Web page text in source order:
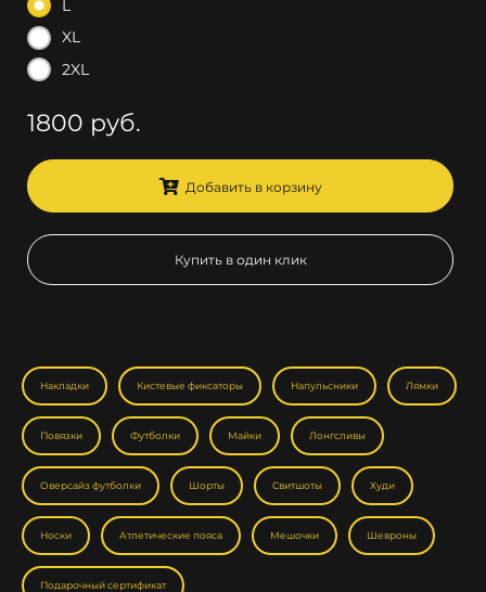
L
XL
2XL
1800 руб.
Добавить в корзину
Купить в один клик
Накладки Кистевые фиксаторы Напульсники Лямки
Повязки Футболки Майки Лонгсливы
Оверсайз футболки Шорты Свитшоты Худи
Носки Атлетические пояса Мешочки Шевроны
Подарочный сертификат